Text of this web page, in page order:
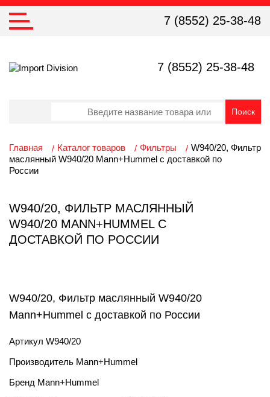
7 (8552) 25-38-48
7 (8552) 25-38-48
Главная Каталог товаров Фильтры
W940/20, Фильтр
маслянный W940/20 Mann+Hummel с доставкой по
России
W940/20, ФИЛЬТР МАСЛЯННЫЙ
W940/20 MANN+HUMMEL С
ДОСТАВКОЙ ПО РОССИИ
W940/20, Фильтр маслянный W940/20
Mann+Hummel с доставкой по России
Артикул W940/20
Производитель Mann+Hummel
Бренд Mann+Hummel